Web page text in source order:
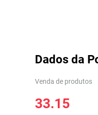
Dados da
Venda de produtos
33.15